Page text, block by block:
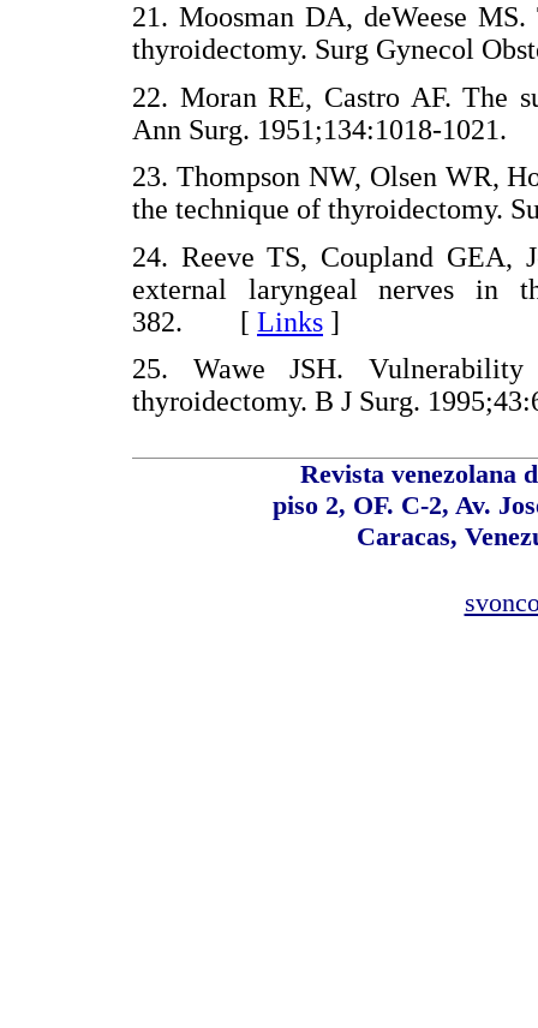
21. Moosman DA, deWeese
thyroidectomy. Surg Gynecol
22. Moran RE, Castro AF. The
Ann Surg. 1951;134:1018-
23. Thompson NW, Olsen WR,
the technique of
24. Reeve TS, Coupland GEA,
external laryngeal nerves in
382. [ Links ]
25. Wawe JSH.
thyroidectomy. B J Surg.
Revista venezolana
piso 2, OF. C-2, Av.
Caracas,